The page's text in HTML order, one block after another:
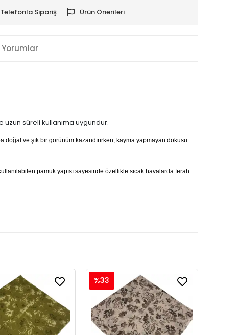
Telefonla Sipariş Ürün Önerileri
Yorumlar
uzun süreli kullanıma uygundur.
ve şık bir görünüm kazandırırken, kayma yapmayan dokusu
pamuk yapısı sayesinde özellikle sıcak havalarda ferah
%33